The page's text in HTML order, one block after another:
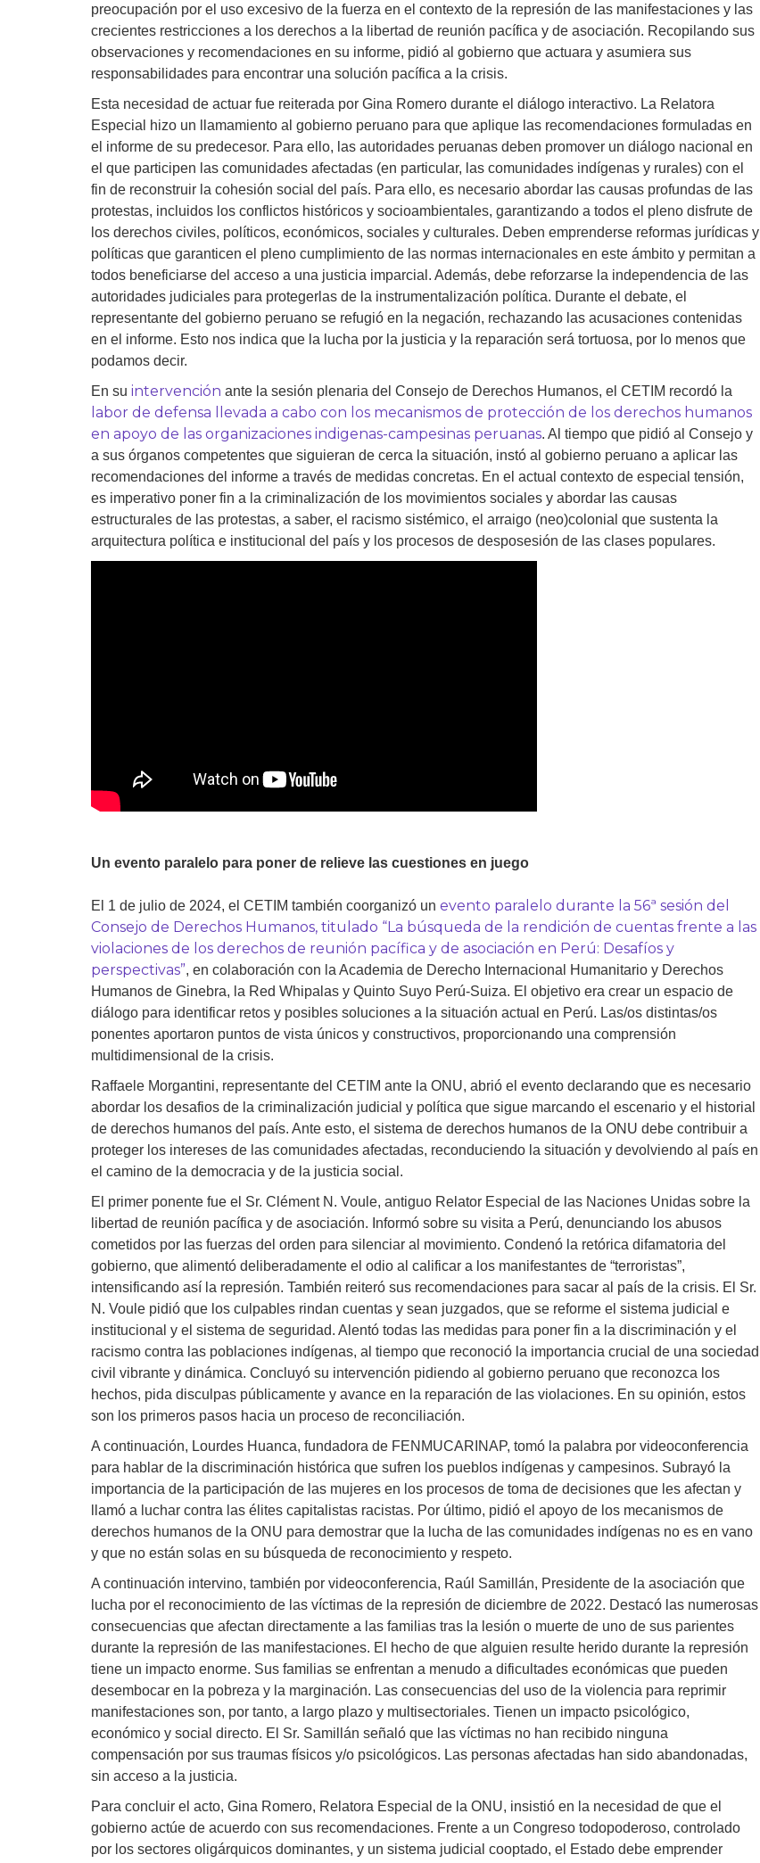
preocupación por el uso excesivo de la fuerza en el contexto de la represión de las manifestaciones y las
crecientes restricciones a los derechos a la libertad de reunión pacífica y de asociación. Recopilando sus
observaciones y recomendaciones en su informe, pidió al gobierno que actuara y asumiera sus
responsabilidades para encontrar una solución pacífica a la crisis.
Esta necesidad de actuar fue reiterada por Gina Romero durante el diálogo interactivo. La Relatora
Especial hizo un llamamiento al gobierno peruano para que aplique las recomendaciones formuladas en
el informe de su predecesor. Para ello, las autoridades peruanas deben promover un diálogo nacional en
el que participen las comunidades afectadas (en particular, las comunidades indígenas y rurales) con el
fin de reconstruir la cohesión social del país. Para ello, es necesario abordar las causas profundas de las
protestas, incluidos los conflictos históricos y socioambientales, garantizando a todos el pleno disfrute de
los derechos civiles, políticos, económicos, sociales y culturales. Deben emprenderse reformas jurídicas y
políticas que garanticen el pleno cumplimiento de las normas internacionales en este ámbito y permitan a
todos beneficiarse del acceso a una justicia imparcial. Además, debe reforzarse la independencia de las
autoridades judiciales para protegerlas de la instrumentalización política. Durante el debate, el
representante del gobierno peruano se refugió en la negación, rechazando las acusaciones contenidas
en el informe. Esto nos indica que la lucha por la justicia y la reparación será tortuosa, por lo menos que
podamos decir.
En su intervención ante la sesión plenaria del Consejo de Derechos Humanos, el CETIM recordó la
labor de defensa llevada a cabo con los mecanismos de protección de los derechos humanos
en apoyo de las organizaciones indigenas-campesinas peruanas. Al tiempo que pidió al Consejo y
a sus órganos competentes que siguieran de cerca la situación, instó al gobierno peruano a aplicar las
recomendaciones del informe a través de medidas concretas. En el actual contexto de especial tensión,
es imperativo poner fin a la criminalización de los movimientos sociales y abordar las causas
estructurales de las protestas, a saber, el racismo sistémico, el arraigo (neo)colonial que sustenta la
arquitectura política e institucional del país y los procesos de desposesión de las clases populares.
Un evento paralelo para poner de relieve las cuestiones en juego
El 1 de julio de 2024, el CETIM también coorganizó un evento paralelo durante la 56ª sesión del
Consejo de Derechos Humanos, titulado “La búsqueda de la rendición de cuentas frente a las
violaciones de los derechos de reunión pacífica y de asociación en Perú: Desafíos y
perspectivas”, en colaboración con la Academia de Derecho Internacional Humanitario y Derechos
Humanos de Ginebra, la Red Whipalas y Quinto Suyo Perú-Suiza. El objetivo era crear un espacio de
diálogo para identificar retos y posibles soluciones a la situación actual en Perú. Las/os distintas/os
ponentes aportaron puntos de vista únicos y constructivos, proporcionando una comprensión
multidimensional de la crisis.
Raffaele Morgantini, representante del CETIM ante la ONU, abrió el evento declarando que es necesario
abordar los desafios de la criminalización judicial y política que sigue marcando el escenario y el historial
de derechos humanos del país. Ante esto, el sistema de derechos humanos de la ONU debe contribuir a
proteger los intereses de las comunidades afectadas, reconduciendo la situación y devolviendo al país en
el camino de la democracia y de la justicia social.
El primer ponente fue el Sr. Clément N. Voule, antiguo Relator Especial de las Naciones Unidas sobre la
libertad de reunión pacífica y de asociación. Informó sobre su visita a Perú, denunciando los abusos
cometidos por las fuerzas del orden para silenciar al movimiento. Condenó la retórica difamatoria del
gobierno, que alimentó deliberadamente el odio al calificar a los manifestantes de “terroristas”,
intensificando así la represión. También reiteró sus recomendaciones para sacar al país de la crisis. El Sr.
N. Voule pidió que los culpables rindan cuentas y sean juzgados, que se reforme el sistema judicial e
institucional y el sistema de seguridad. Alentó todas las medidas para poner fin a la discriminación y el
racismo contra las poblaciones indígenas, al tiempo que reconoció la importancia crucial de una sociedad
civil vibrante y dinámica. Concluyó su intervención pidiendo al gobierno peruano que reconozca los
hechos, pida disculpas públicamente y avance en la reparación de las violaciones. En su opinión, estos
son los primeros pasos hacia un proceso de reconciliación.
A continuación, Lourdes Huanca, fundadora de FENMUCARINAP, tomó la palabra por videoconferencia
para hablar de la discriminación histórica que sufren los pueblos indígenas y campesinos. Subrayó la
importancia de la participación de las mujeres en los procesos de toma de decisiones que les afectan y
llamó a luchar contra las élites capitalistas racistas. Por último, pidió el apoyo de los mecanismos de
derechos humanos de la ONU para demostrar que la lucha de las comunidades indígenas no es en vano
y que no están solas en su búsqueda de reconocimiento y respeto.
A continuación intervino, también por videoconferencia, Raúl Samillán, Presidente de la asociación que
lucha por el reconocimiento de las víctimas de la represión de diciembre de 2022. Destacó las numerosas
consecuencias que afectan directamente a las familias tras la lesión o muerte de uno de sus parientes
durante la represión de las manifestaciones. El hecho de que alguien resulte herido durante la represión
tiene un impacto enorme. Sus familias se enfrentan a menudo a dificultades económicas que pueden
desembocar en la pobreza y la marginación. Las consecuencias del uso de la violencia para reprimir
manifestaciones son, por tanto, a largo plazo y multisectoriales. Tienen un impacto psicológico,
económico y social directo. El Sr. Samillán señaló que las víctimas no han recibido ninguna
compensación por sus traumas físicos y/o psicológicos. Las personas afectadas han sido abandonadas,
sin acceso a la justicia.
Para concluir el acto, Gina Romero, Relatora Especial de la ONU, insistió en la necesidad de que el
gobierno actúe de acuerdo con sus recomendaciones. Frente a un Congreso todopoderoso, controlado
por los sectores oligárquicos dominantes, y un sistema judicial cooptado, el Estado debe emprender